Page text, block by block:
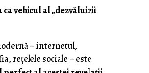
ca vehicul al „dezvăluirii
– internetul,
rețelele sociale – este